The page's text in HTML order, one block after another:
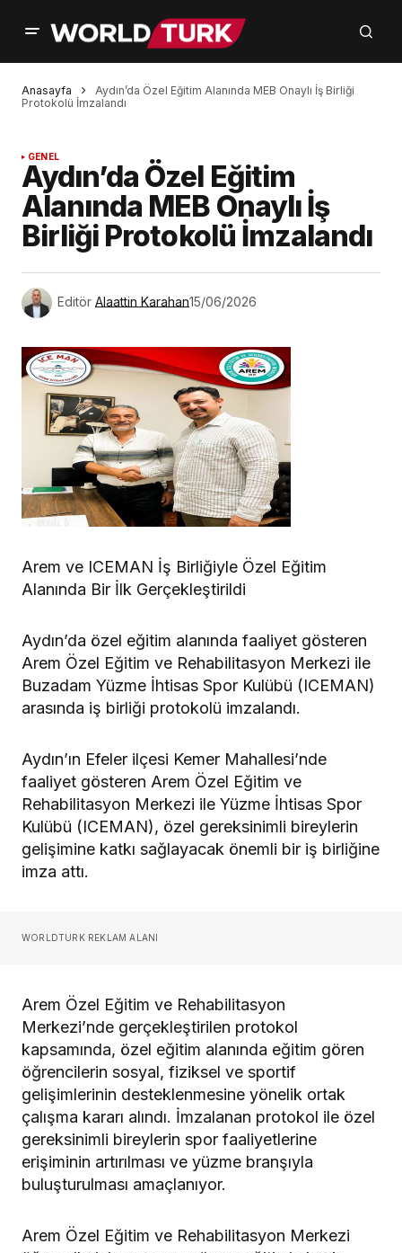
Anasayfa
Aydın’da Özel Eğitim Alanında MEB Onaylı İş Birliği
Protokolü İmzalandı
GENEL
Aydın’da Özel Eğitim
Alanında MEB Onaylı İş
Birliği Protokolü İmzalandı
Editör Alaattin Karahan15/06/2026
Arem ve ICEMAN İş Birliğiyle Özel Eğitim
Alanında Bir İlk Gerçekleştirildi
Aydın’da özel eğitim alanında faaliyet gösteren
Arem Özel Eğitim ve Rehabilitasyon Merkezi ile
Buzadam Yüzme İhtisas Spor Kulübü (ICEMAN)
arasında iş birliği protokolü imzalandı.
Aydın’ın Efeler ilçesi Kemer Mahallesi’nde
faaliyet gösteren Arem Özel Eğitim ve
Rehabilitasyon Merkezi ile Yüzme İhtisas Spor
Kulübü (ICEMAN), özel gereksinimli bireylerin
gelişimine katkı sağlayacak önemli bir iş birliğine
imza attı.
WORLDTURK REKLAM ALANI
Arem Özel Eğitim ve Rehabilitasyon
Merkezi’nde gerçekleştirilen protokol
kapsamında, özel eğitim alanında eğitim gören
öğrencilerin sosyal, fiziksel ve sportif
gelişimlerinin desteklenmesine yönelik ortak
çalışma kararı alındı. İmzalanan protokol ile özel
gereksinimli bireylerin spor faaliyetlerine
erişiminin artırılması ve yüzme branşıyla
buluşturulması amaçlanıyor.
Arem Özel Eğitim ve Rehabilitasyon Merkezi